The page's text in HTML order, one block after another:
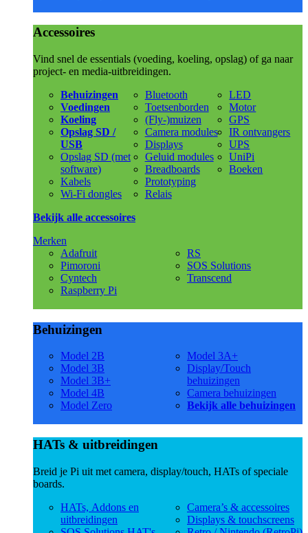
Accessoires
Vind snel de essentials (voeding, koeling, opslag) of ga naar
project- en media-uitbreidingen.
Behuizingen
Voedingen
Koeling
Opslag SD /
USB
Opslag SD (met
software)
Kabels
Wi-Fi dongles
Bluetooth
Toetsenborden
(Fly-)muizen
Camera modules
Displays
Geluid modules
Breadboards
Prototyping
Relais
LED
Motor
GPS
IR ontvangers
UPS
UniPi
Boeken
Bekijk alle accessoires
Merken
Adafruit
Pimoroni
Cyntech
Raspberry Pi
RS
SOS Solutions
Transcend
Behuizingen
Model 2B
Model 3B
Model 3B+
Model 4B
Model Zero
Model 3A+
Display/Touch
behuizingen
Camera behuizingen
Bekijk alle behuizingen
HATs & uitbreidingen
Breid je Pi uit met camera, display/touch, HATs of speciale
boards.
HATs, Addons en
uitbreidingen
Camera’s & accessoires
Displays & touchscreens